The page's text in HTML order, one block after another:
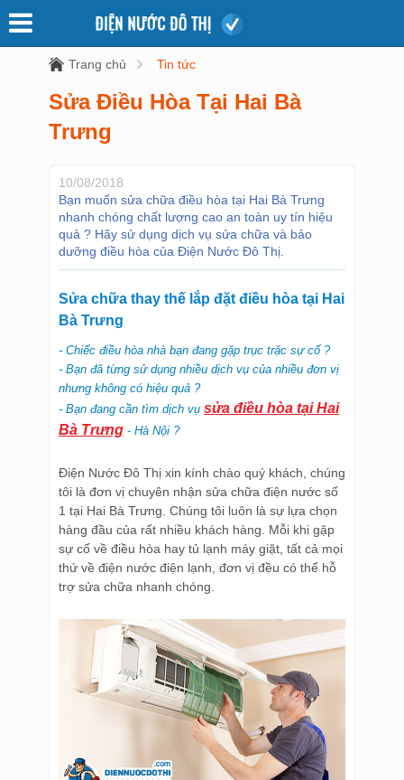
Trang chủ Tin tức
Sửa Điều Hòa Tại Hai Bà
Trưng
10/08/2018
Bạn muốn sửa chữa điều hòa tại Hai Bà Trưng
nhanh chóng chất lượng cao an toàn uy tín hiệu
quả ? Hãy sử dụng dịch vụ sửa chữa và bảo
dưỡng điều hòa của Điện Nước Đô Thị.
Sửa chữa thay thế lắp đặt điều hòa tại Hai
Bà Trưng
- Chiếc điều hòa nhà bạn đang gặp trục trặc sự cố ?
- Bạn đã từng sử dụng nhiều dịch vụ của nhiều đơn vị
nhưng không có hiệu quả ?
- Bạn đang cần tìm dịch vụ sửa điều hòa tại Hai
Bà Trưng - Hà Nội ?
Điện Nước Đô Thị xin kính chào quý khách, chúng
tôi là đơn vị chuyên nhận sửa chữa điện nước số
1 tại Hai Bà Trưng. Chúng tôi luôn là sự lựa chọn
hàng đầu của rất nhiều khách hàng. Mỗi khi gặp
sự cố về điều hòa hay tủ lạnh máy giặt, tất cả mọi
thứ về điện nước điện lạnh, đơn vị đều có thể hỗ
trợ sửa chữa nhanh chóng.